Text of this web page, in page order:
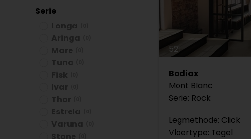
Serie
521
Bodiax
Mont Blanc
Serie: Rock
Legmethode: Click
Vloertype: Tegel